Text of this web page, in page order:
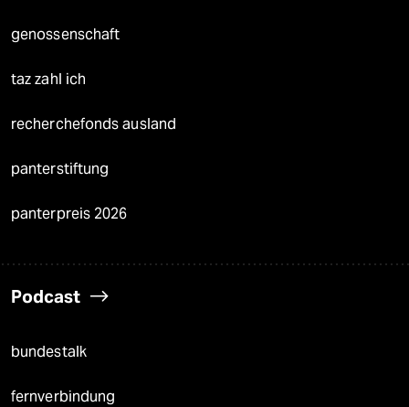
genossenschaft
taz zahl ich
recherchefonds ausland
panterstiftung
panterpreis 2026
Podcast
bundestalk
fernverbindung